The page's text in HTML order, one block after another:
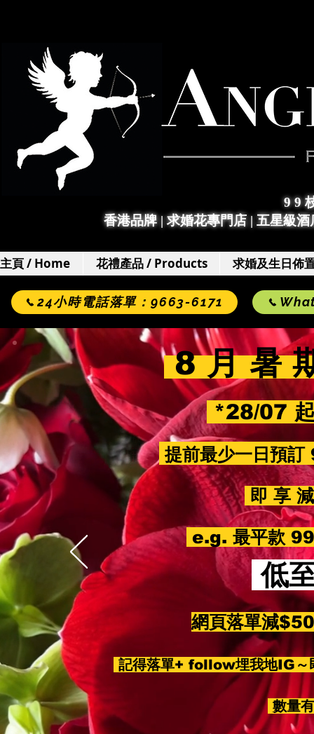
9 9
香港品牌 | 求婚花專門店| 五星級
主頁 / Home 花禮產品 / Products 求婚及生日佈
24小時電話落單：9663-6171
8 月 暑
*28/07
提前最少一日預
即 享
e.g. 最平款
低
網頁落單減
記得落單+ follow埋我地IG～
數量